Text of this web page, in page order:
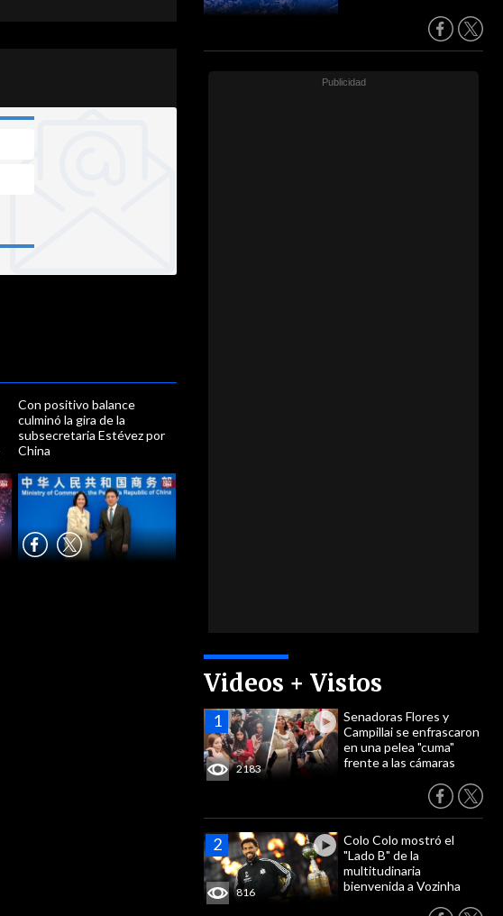
Videos + Vistos
2183
Senadoras Flores y
Campillai se enfrascaron
en una pelea "cuma"
frente a las cámaras
816
Colo Colo mostró el
"Lado B" de la
multitudinaria
bienvenida a Vozinha
Con positivo balance
culminó la gira de la
subsecretaria Estévez por
China